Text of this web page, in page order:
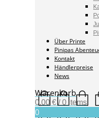
Über Printe
Pinipas
Kontakt
Händlerpreise
News
Warenkorb
0,00 € / 0 items
0